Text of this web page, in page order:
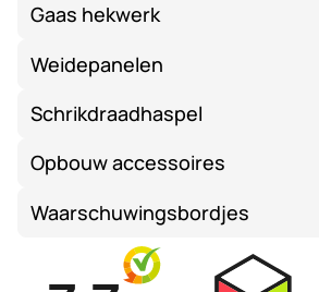
Gaas hekwerk
Weidepanelen
Schrikdraadhaspel
Opbouw accessoires
Waarschuwingsbordjes